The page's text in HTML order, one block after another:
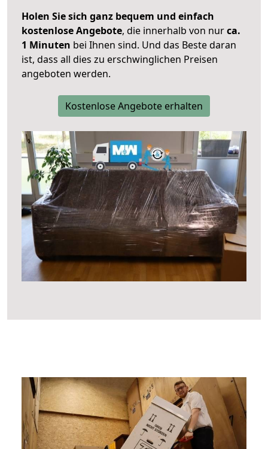
Holen Sie sich ganz bequem und einfach
kostenlose Angebote, die innerhalb von nurca.
1 Minuten bei Ihnen sind. Und das Beste daran
ist, dass all dies zu erschwinglichen Preisen
angeboten werden.
Kostenlose Angebote erhalten